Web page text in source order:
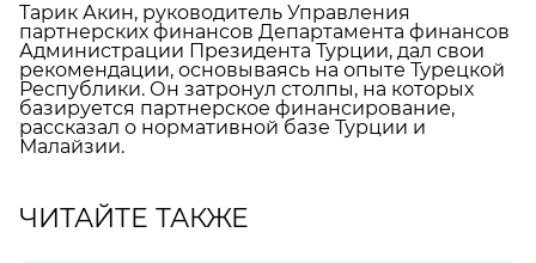
Тарик Акин, руководитель Управления
партнерских финансов Департамента финансов
Администрации Президента Турции, дал свои
рекомендации, основываясь на опыте Турецкой
Республики. Он затронул столпы, на которых
базируется партнерское финансирование,
рассказал о нормативной базе Турции и
Малайзии.
ЧИТАЙТЕ ТАКЖЕ